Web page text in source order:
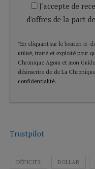
J'accepte de
d'offres de la part
*En cliquant sur le bouton ci-
utilisé, traité et exploité pour
Chronique Agora et mon
désinscrire de de La
confidentialité.
Trustpilot
DÉFICITS DOLLAR